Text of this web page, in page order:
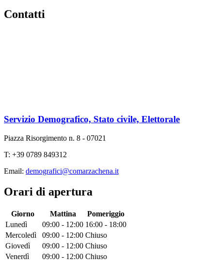
Contatti
Servizio Demografico, Stato civile, Elettorale
Piazza Risorgimento n. 8 - 07021
T: +39 0789 849312
Email: demografici@comarzachena.it
Orari di apertura
Giorno Mattina
Pomeriggio
Lunedì
09:00 - 12:00 16:00 - 18:00
Mercoledì
09:00 - 12:00 Chiuso
Giovedì
09:00 - 12:00 Chiuso
Venerdì
09:00 - 12:00 Chiuso